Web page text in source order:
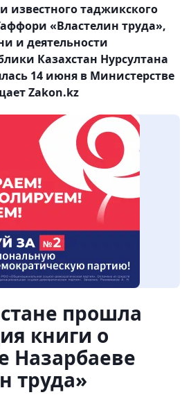
известного таджикского
«Властелин труда»,
и деятельности
Казахстан Нурсултана
14 июня в Министерстве
Zakon.kz
прошла
книги о
Назарбаеве
труда»